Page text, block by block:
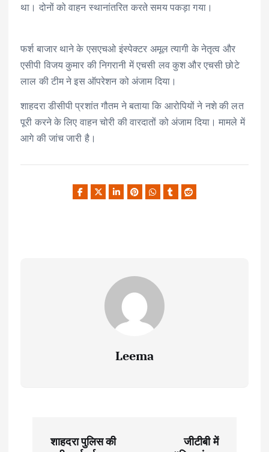
था। दोनों को वाहन स्थानांतरित करते समय पकड़ा गया।
फर्श बाजार थाने के एसएचओ इंस्पेक्टर अमूल त्यागी के नेतृत्व और
एसीपी विजय कुमार की निगरानी में एचसी लव कुश और एचसी छोटे
लाल की टीम ने इस ऑपरेशन को अंजाम दिया।
शाहदरा डीसीपी प्रशांत गौतम ने बताया कि आरोपियों ने नशे की लत
पूरी करने के लिए वाहन चोरी की वारदातों को अंजाम दिया। मामले में
आगे की जांच जारी है।
Leema
शाहदरा पुलिस की
जीटीबी में